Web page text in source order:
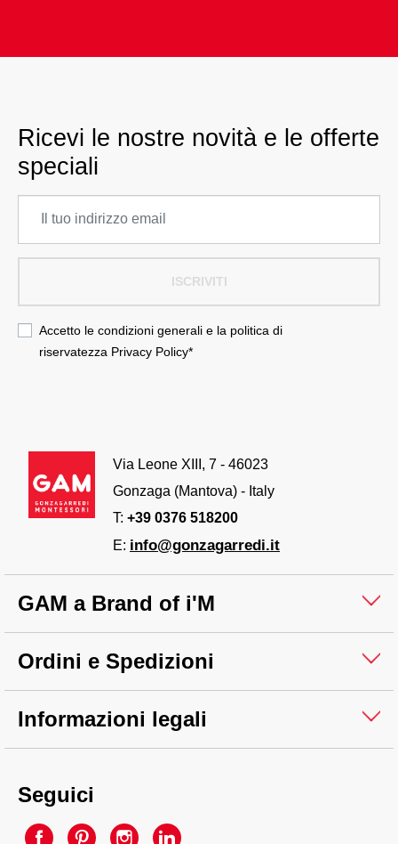
Ricevi le nostre novità e le offerte
speciali
ISCRIVITI
Accetto le condizioni generali e la politica di
riservatezza Privacy Policy*
Via Leone XIII, 7 - 46023
Gonzaga (Mantova) - Italy
T: +39 0376 518200
E: info@gonzagarredi.it
GAM a Brand of i'M
Ordini e Spedizioni
Informazioni legali
Seguici